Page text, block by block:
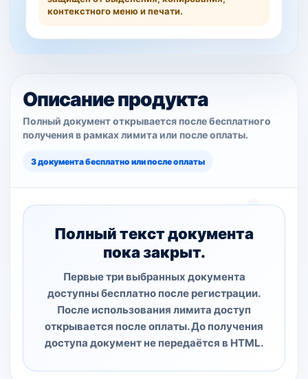
контекстного меню и печати.
Описание продукта
Полный документ открывается после бесплатного
получения в рамках лимита или после оплаты.
3 документа бесплатно или после оплаты
Полный текст документа
пока закрыт.
Первые три выбранных документа
доступны бесплатно после регистрации.
После использования лимита доступ
открывается после оплаты. До получения
доступа документ не передаётся в HTML.